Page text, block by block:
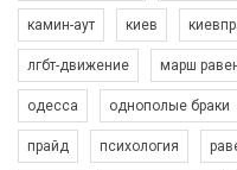
6/30/2017
Емоційний та вражаючий
представляє програму
камин-аут киев
лгбт-движение марш
одесса однополые браки
прайд психология